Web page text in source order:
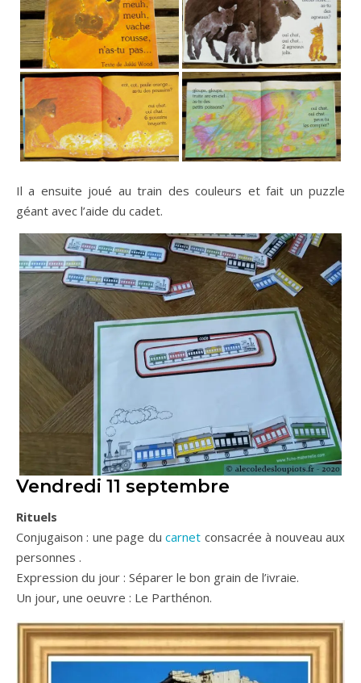
Il a ensuite joué au train des couleurs et fait un puzzle
géant avec l’aide du cadet.
Vendredi 11 septembre
Rituels
Conjugaison : une page ducarnet consacrée à nouveau aux
personnes .
Expression du jour : Séparer le bon grain de l’ivraie.
Un jour, une oeuvre : Le Parthénon.